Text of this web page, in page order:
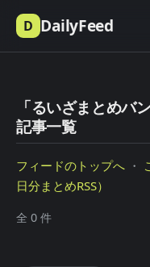
D DailyFeed
「るいざまとめ
記事一覧
フィードのトップへ ・
日分まとめRSS）
全 0 件